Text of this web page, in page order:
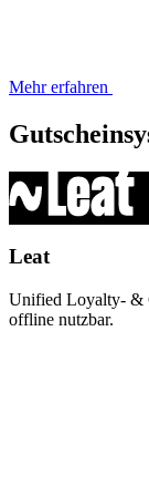
Mehr erfahren
Leat
Unified Loyalty- &
offline nutzbar.